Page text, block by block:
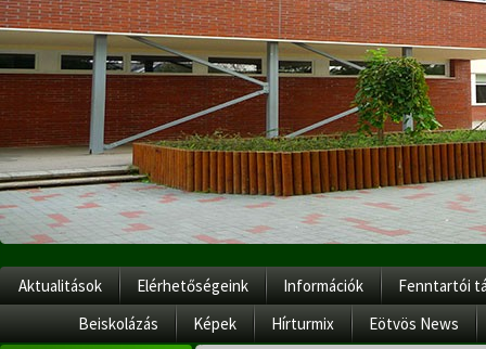
Aktualitások Elérhetőségeink Információk
Fenntartói
Beiskolázás
Képek Hírturmix Eötvös News